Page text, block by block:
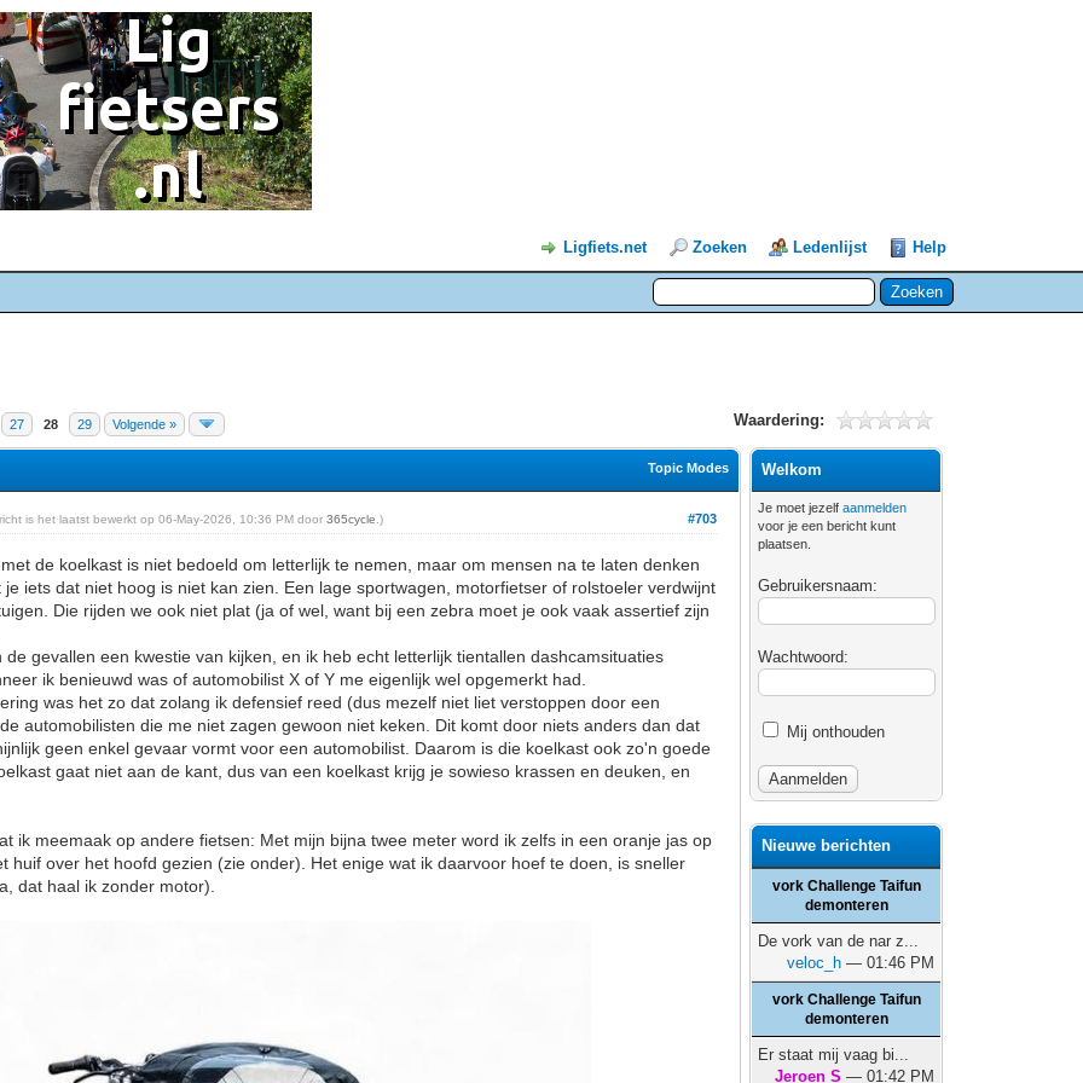
Ligfiets.net Zoeken Ledenlijst Help
27 28 29 Volgende » Waardering:
Topic Modes
#703
is het laatst bewerkt op 06-May-2026, 10:36 PM door365cycle .)
de koelkast is niet bedoeld om letterlijk te nemen, maar om mensen na te laten denken
iets dat niet hoog is niet kan zien. Een lage sportwagen, motorfietser of rolstoeler verdwijnt
Die rijden we ook niet plat (ja of wel, want bij een zebra moet je ook vaak assertief zijn
de gevallen een kwestie van kijken, en ik heb echt letterlijk tientallen dashcamsituaties
ik benieuwd was of automobilist X of Y me eigenlijk wel opgemerkt had.
was het zo dat zolang ik defensief reed (dus mezelf niet liet verstoppen door een
automobilisten die me niet zagen gewoon niet keken. Dit komt door niets anders dan dat
geen enkel gevaar vormt voor een automobilist. Daarom is die koelkast ook zo'n goede
gaat niet aan de kant, dus van een koelkast krijg je sowieso krassen en deuken, en
ik meemaak op andere fietsen: Met mijn bijna twee meter word ik zelfs in een oranje jas op
huif over het hoofd gezien (zie onder). Het enige wat ik daarvoor hoef te doen, is sneller
dat haal ik zonder motor).
Welkom
Je moet jezelfaanmelden
voor je een bericht kunt
plaatsen.
Gebruikersnaam:
Wachtwoord:
Mij onthouden
Nieuwe berichten
vork Challenge Taifun
demonteren
De vork van de nar z...
veloc_h — 01:46 PM
vork Challenge Taifun
demonteren
Er staat mij vaag bi...
Jeroen S — 01:42 PM